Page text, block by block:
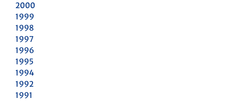
2000
1999
1998
1997
1996
1995
1994
1992
1991